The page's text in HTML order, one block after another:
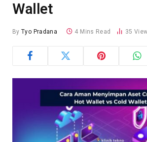
Wallet
By Tyo Pradana 4 Mins Read 35